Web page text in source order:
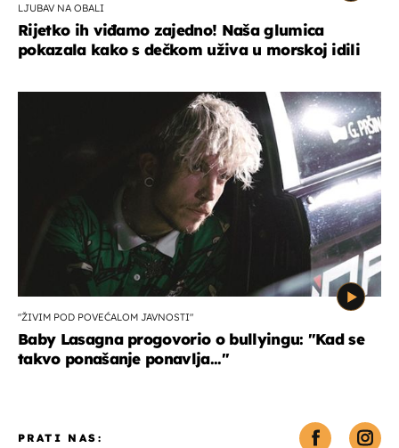
LJUBAV NA OBALI
Rijetko ih viđamo zajedno! Naša glumica
pokazala kako s dečkom uživa u morskoj idili
"ŽIVIM POD POVEĆALOM JAVNOSTI"
Baby Lasagna progovorio o bullyingu: "Kad se
takvo ponašanje ponavlja..."
PRATI NAS: